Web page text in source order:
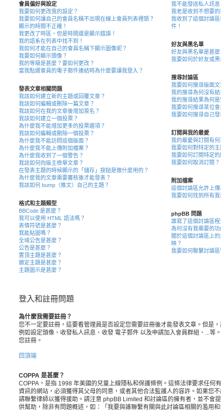
會員偏好與設定
我要如何更改我的設定？
我要如何讓自己的會員名稱不出現在線上會員列表裡頭？
顯示的時間不正確！
我更改了時區，但是時間還是顯示錯誤！
我的語系在列表中找不到！
我如何才能在自己的會員名稱下顯示圖像呢？
我要如何顯示頭像？
我的等級是甚麼？要如何更改？
當我點選會員的電子郵件連結時為什麼要讓我登入？
發表文章相關問題
我該如何建立新的主題或回覆文章？
我該如何編輯或刪除一篇文章？
我該如何在我的文章後增加簽名？
我該如何建立一個投票？
為什麼我不能增加更多的投票選項？
我該如何編輯或刪除一個投票？
為什麼我不能訪問這個版面？
為什麼我不能上傳附加檔案？
為什麼我收到了一個警告？
我該如何向版主檢舉文章？
在發表主題的時候顯示的「儲存」按鈕是做什麼用的？
為什麼我的文章需要審核後才能發表？
我該如何 bump（推文）自己的主題？
格式和主題類型
BBCode 是甚麼？
我可以使用 HTML 語法嗎？
表情符號是甚麼？
我能貼圖嗎？
全域公告是甚麼？
公告是甚麼？
置頂主題是甚麼？
鎖定主題是甚麼？
主題圖示是甚麼？
我不能發送私人訊息
我老是收到不想要
我收到了這個討論
件！
好友與黑名單
好友與黑名單是甚麼
我要如何於好友或
搜尋討論區
我要如何搜尋版面文
我的搜尋為何沒有結
我的搜尋結果為何
我要如何搜尋某位會
我要如何搜尋自己
訂閱與我的最愛
我的最愛與訂閱有何
我要如何對特定的
我要如何訂閱特定的
我要如何取消訂閱？
附加檔案
這個討論區允許上
我要如何找到所有
phpBB 問題
誰寫了這個討論區程
為何沒有我需要的功
關於這個討論區上
映？
我要如何聯繫討論
登入和註冊問題
為什麼我需要註冊？
您不一定要註冊，這要看管理員是否設定您需要註冊後才能發表文章。但是
例如設定頭像、收發私人訊息、收發 電子郵件 以及申請加入會員群組、...等
您註冊。
回頂端
COPPA 是甚麼？
COPPA，是指 1998 年美國的兒童上線隱私和保護條例。這條法律要求任何
資訊的網站，必須獲得其父母的同意，或者其他合法監護人的容許。如果您
請聯繫律師以獲得援助。請注意 phpBB Limited 和討論區的擁有者，並不會
供幫助，除非有問題概述，如：「我要與誰聯繫有關與此討論區相關的濫用